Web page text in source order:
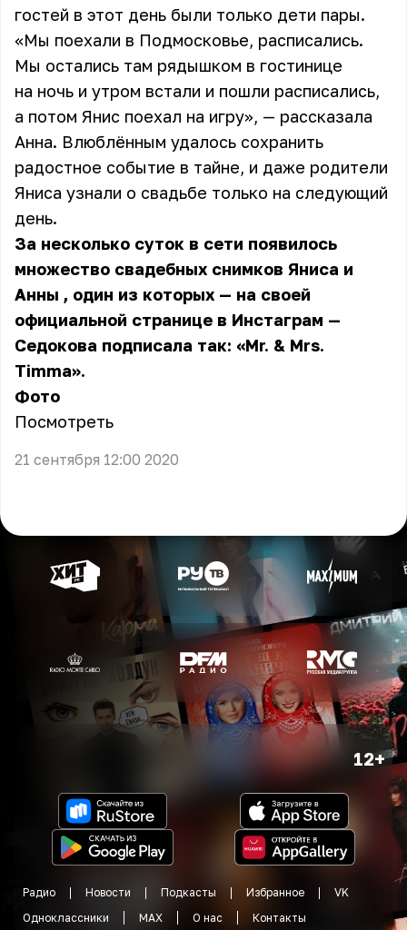
гостей в этот день были только дети пары.
«Мы поехали в Подмосковье, расписались.
Мы остались там рядышком в гостинице
на ночь и утром встали и пошли расписались,
а потом Янис поехал на игру», — рассказала
Анна. Влюблённым удалось сохранить
радостное событие в тайне, и даже родители
Яниса узнали о свадьбе только на следующий
день.
За несколько суток в сети появилось
множество свадебных снимков Яниса и
Анны , один из которых — на своей
официальной странице в Инстаграм —
Седокова подписала так: «Mr. & Mrs.
Timma».
Фото
Посмотреть
21 сентября 12:00 2020
12+
Радио Новости Подкасты Избранное
VK
Одноклассники
MAX О нас Контакты